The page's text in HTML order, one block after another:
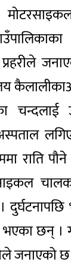
चन्दलाई
राति
छन् ।
जनाएको छ